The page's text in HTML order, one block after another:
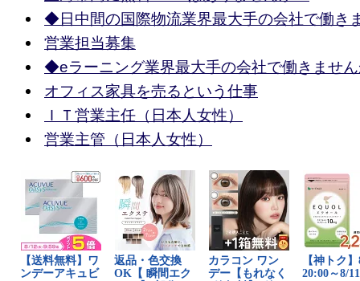
◆日中間の国際物流業界最大手の会社で働き
営業担当募集
◆eラーニング業界最大手の会社で働きませ
オフィス家具を売るという仕事
ＩＴ営業主任（日本人女性）
営業主管（日本人女性）